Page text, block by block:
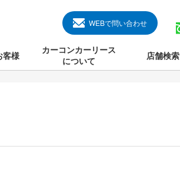
WEBで問い合わせ
客様
カーコンカーリース
について
店舗検索